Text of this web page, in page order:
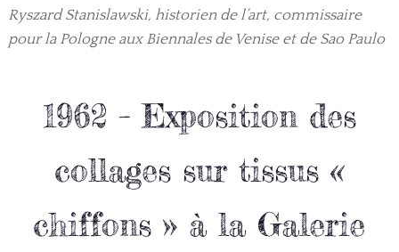
Ryszard Stanislawski, historien de l’art, commissaire
pour la Pologne aux Biennales de Venise et de Sao Paulo
1962 – Exposition des
collages sur tissus «
chiffons » à la Galerie